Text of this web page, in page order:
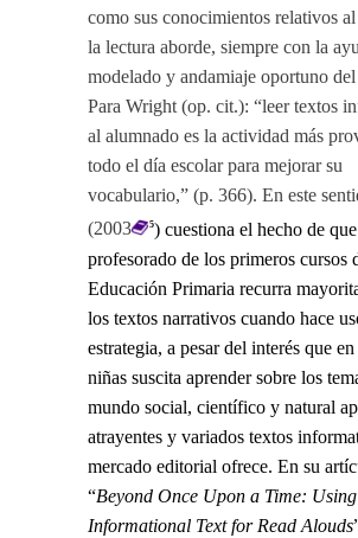
como sus conocimientos relativos
la lectura aborde, siempre con la
modelado y andamiaje oportuno del
Para Wright (op. cit.): “leer textos
al alumnado es la actividad más
todo el día escolar para mejorar su
vocabulario,” (p. 366). En este
(2003
5) cuestiona el hecho de
profesorado de los primeros cursos
Educación Primaria recurra
los textos narrativos cuando hace
estrategia, a pesar del interés que
niñas suscita aprender sobre los
mundo social, científico y natural
atrayentes y variados textos
mercado editorial ofrece. En su
“Beyond Once Upon a Time: Using
Informational Text for Read Alouds